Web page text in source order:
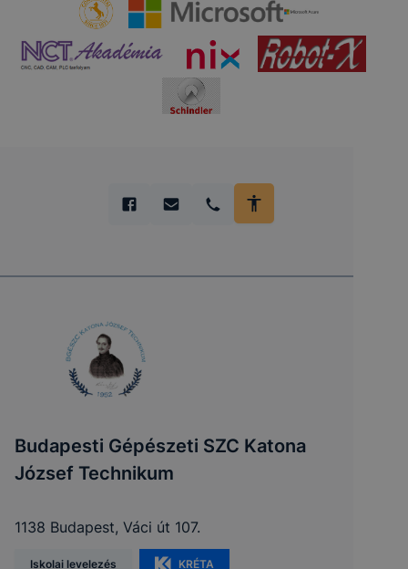
Budapesti Gépészeti SZC Katona
József Technikum
1138 Budapest, Váci út 107.
Iskolai levelezés KRÉTA